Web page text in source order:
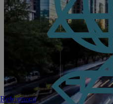
Referenzen